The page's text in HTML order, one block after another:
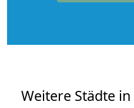
Weitere Städte